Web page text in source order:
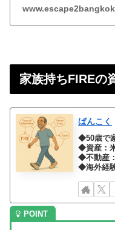
家族持ちFIREの
ばんこく
◆50歳で
◆資産：
◆不動産
◆海外経